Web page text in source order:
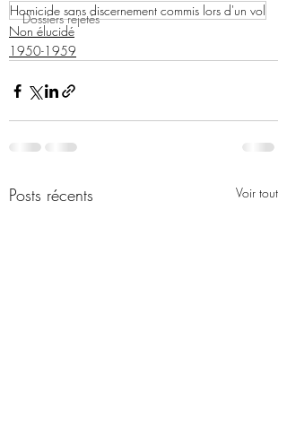
Dossiers rejetés
Homicide sans discernement commis lors d'un vol
Non élucidé
1950-1959
Posts récents Voir tout